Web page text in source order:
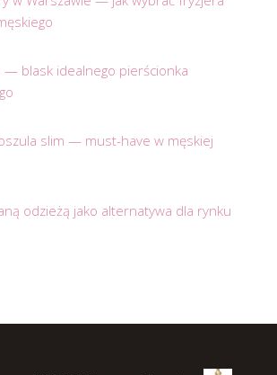
— blask idealnego pierścionka
slim — must-have w męskiej
odzieżą jako alternatywa dla rynku